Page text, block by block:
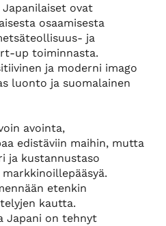
ovat
osaamisesta
ja
up toiminnasta.
ja moderni imago
luonto ja suomalainen
avointa,
edistäviin maihin, mutta
ja kustannustaso
etenkin
kautta.
Japani on tehnyt